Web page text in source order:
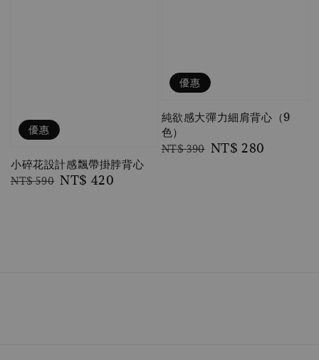
優惠
小碎花設計感飄帶掛脖背心
Regular
NT$ 590 Sale
NT$ 420
優惠
純欲感大彈力細肩背心（9
色）
Regular
NT$ 390 Sale
NT$ 280